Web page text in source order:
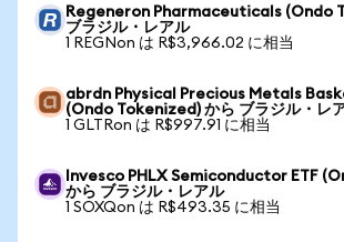
Regeneron Pharmaceuticals (Ondo
ブラジル・レアル
1 REGNon は R$3,966.02 に相当
abrdn Physical Precious Metals
(Ondo Tokenized) から ブラジル・レ
1 GLTRon は R$997.91 に相当
Invesco PHLX Semiconductor ETF
から ブラジル・レアル
1 SOXQon は R$493.35 に相当